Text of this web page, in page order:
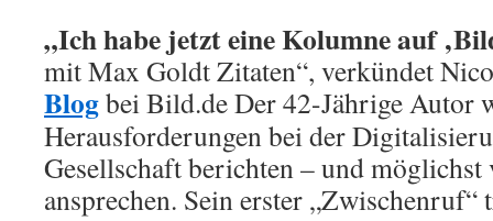
„Ich habe jetzt eine Kolumne auf
mit Max Goldt Zitaten“, verkündet
Blogbei Bild.de Der 42-Jährige Autor
Herausforderungen bei der
Gesellschaft berichten – und möglichst
ansprechen. Sein erster